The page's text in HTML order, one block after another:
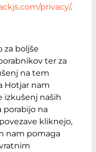
privacy/.
za boljše
ter za
na tem
Hotjar nam
izkušenj naših
porabijo na
kliknejo,
nam pomaga